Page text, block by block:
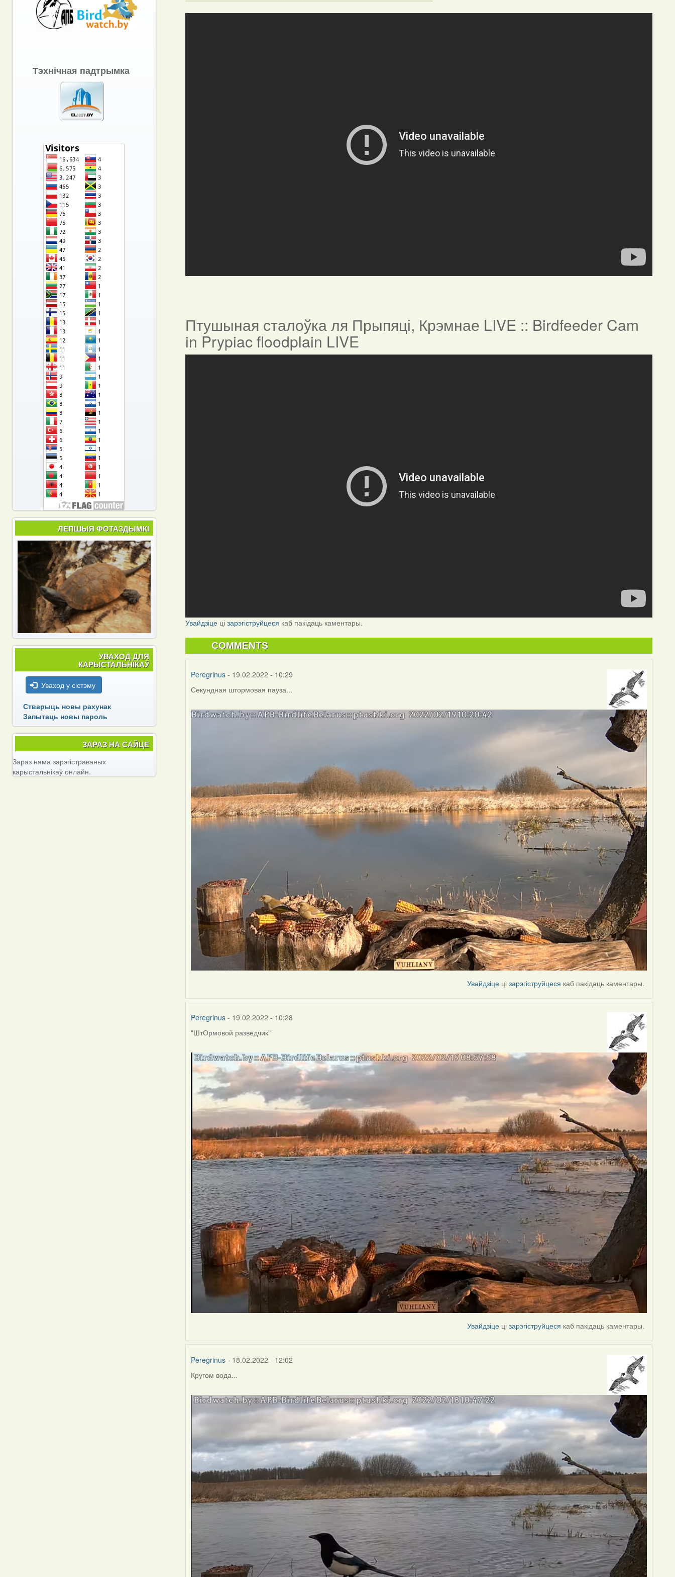
Птушыная сталоўка ля Прыпяці, Крэмнае LIVE :: Birdfeeder Cam
in Prypiac floodplain LIVE
Увайдзіце цізарэгіструйцеся каб пакідаць каментары.
COMMENTS
Peregrinus - 19.02.2022 - 10:29
Секундная штормовая пауза...
Увайдзіце цізарэгіструйцеся каб пакідаць каментары.
Peregrinus - 19.02.2022 - 10:28
"ШтОрмовой разведчик"
Увайдзіце цізарэгіструйцеся каб пакідаць каментары.
Peregrinus - 18.02.2022 - 12:02
Кругом вода...
Тэхнічная падтрымка
ЛЕПШЫЯ ФОТАЗДЫМКІ
УВАХОД ДЛЯ
КАРЫСТАЛЬНІКАЎ
Уваход у сістэму
Стварыць новы рахунак
Запытаць новы пароль
ЗАРАЗ НА САЙЦЕ
Зараз няма зарэгістраваных
карыстальнікаў онлайн.